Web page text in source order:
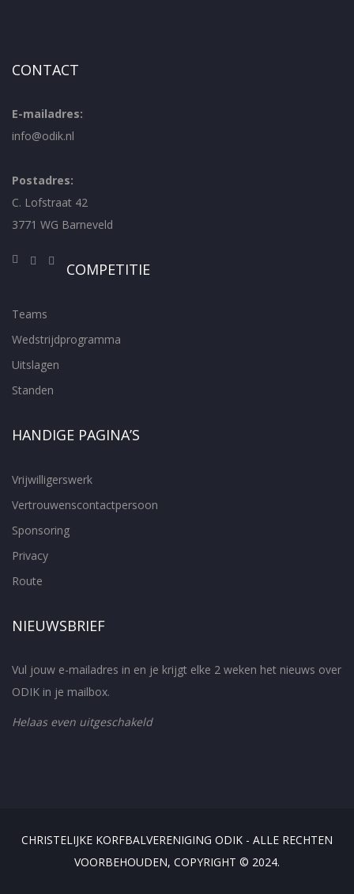
CONTACT
E-mailadres:
info@odik.nl
Postadres:
C. Lofstraat 42
3771 WG Barneveld
COMPETITIE
Teams
Wedstrijdprogramma
Uitslagen
Standen
HANDIGE PAGINA’S
Vrijwilligerswerk
Vertrouwenscontactpersoon
Sponsoring
Privacy
Route
NIEUWSBRIEF
Vul jouw e-mailadres in en je krijgt elke 2 weken het nieuws over
ODIK in je mailbox.
Helaas even uitgeschakeld
CHRISTELIJKE KORFBALVERENIGING ODIK - ALLE RECHTEN
VOORBEHOUDEN, COPYRIGHT © 2024.